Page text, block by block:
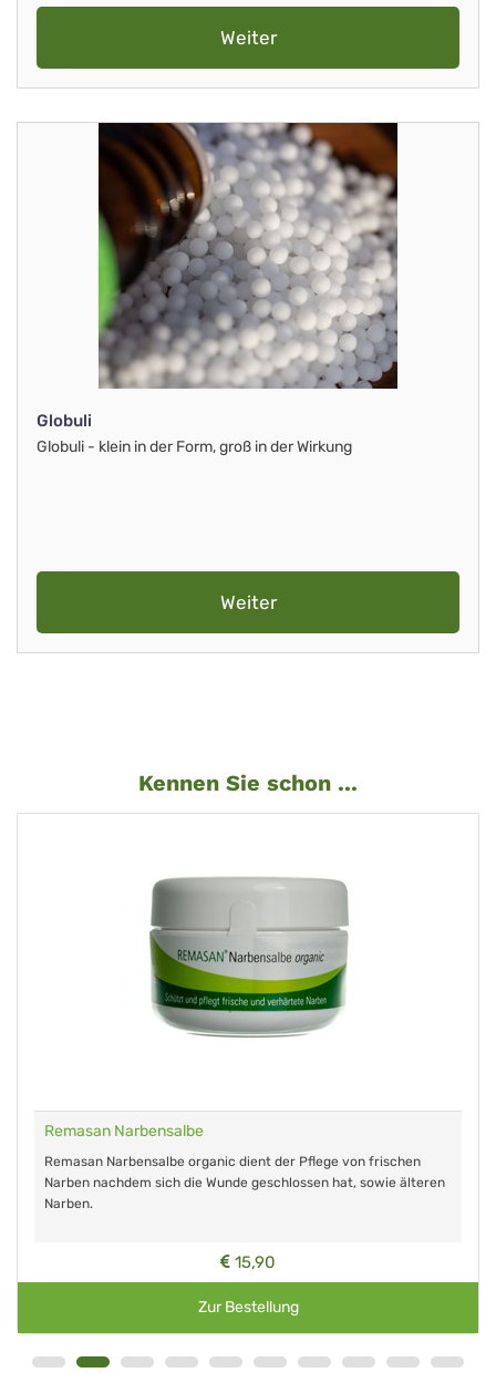
Weiter
Globuli
Globuli - klein in der Form, groß in der Wirkung
Weiter
Kennen Sie schon ...
Remasan Narbensalbe
Remasan Narbensalbe organic dient der Pflege von frischen
Narben nachdem sich die Wunde geschlossen hat, sowie älteren
Narben.
15,90
Zur Bestellung